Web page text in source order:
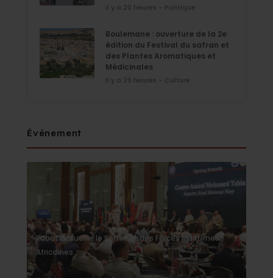
il y a 20 heures - Politique
Boulemane : ouverture de la 2e
édition du Festival du safran et
des Plantes Aromatiques et
Médicinales
il y a 20 heures - Culture
Événement
Rabat accueille le Sommet des Forces Maritimes
Africaines